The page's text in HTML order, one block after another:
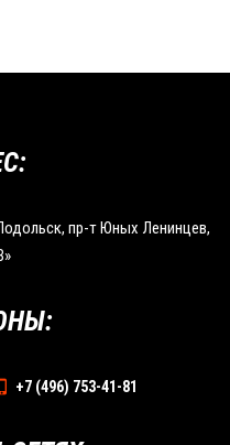
пр-т Юных Ленинцев,
+7 (496) 753-41-81